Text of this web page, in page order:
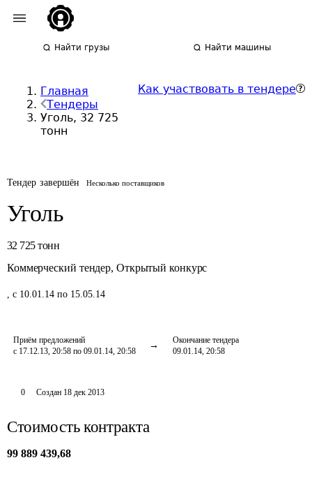
Найти грузы Найти машины
Главная
Тендеры
Уголь, 32 725
тонн
Как участвовать в тендере
Тендер завершён Несколько поставщиков
Уголь
32 725 тонн
Коммерческий тендер, Открытый конкурс
, с 10.01.14 по 15.05.14
Приём предложений
с 17.12.13, 20:58 по 09.01.14, 20:58
Окончание тендера
09.01.14, 20:58
0 Создан 18 дек 2013
Стоимость контракта
99 889 439,68